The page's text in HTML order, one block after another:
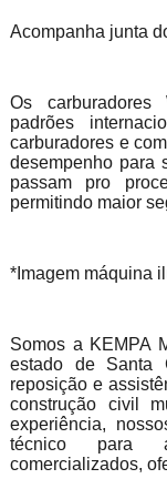
Acompanha junta
Os
padrões
carburadores e
desempenho para
passam pro
permitindo maior
*Imagem máquina
Somos a KEMPA
estado de Santa
reposição e
construção civil
experiência,
técnico para
comercializados,